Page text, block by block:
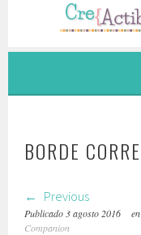
contenido.
BORDE
Previous
Publicado 3 agosto 2016
Companion